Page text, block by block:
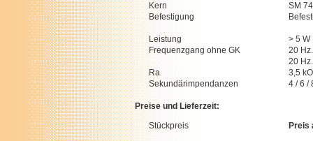
Kern
SM 74
Befestigung
Leistung
> 5 W
Frequenzgang ohne GK
20
20
Ra
3,5
Sekundärimpendanzen
4 / 6 /
Preise und Lieferzeit:
Stückpreis
Preis